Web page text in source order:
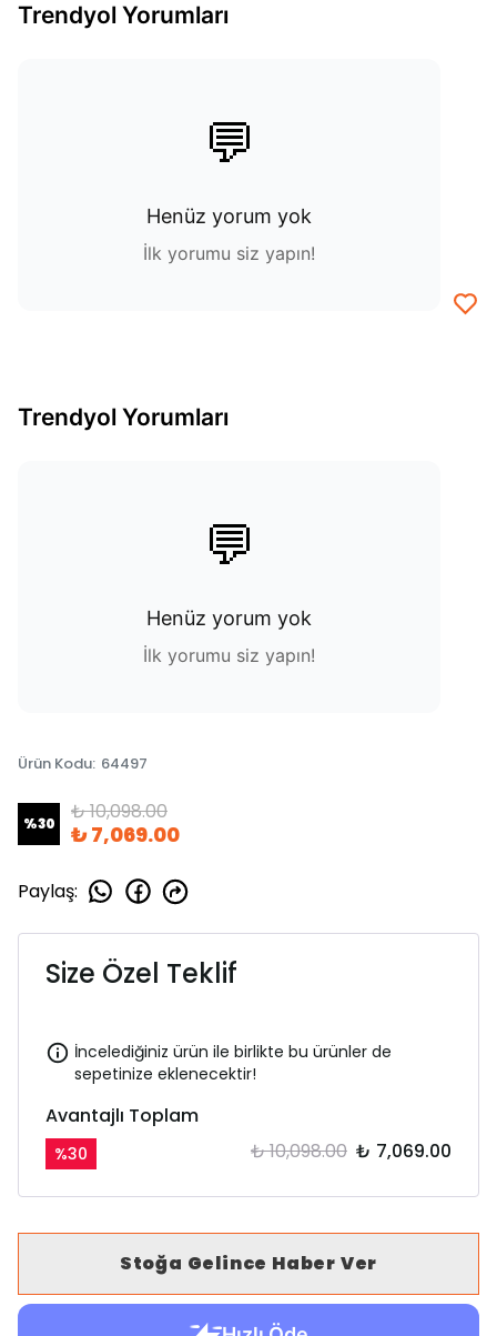
Trendyol Yorumları
💬
Henüz yorum yok
İlk yorumu siz yapın!
Trendyol Yorumları
💬
Henüz yorum yok
İlk yorumu siz yapın!
Ürün Kodu: 64497
%30 ₺ 10,098.00
₺ 7,069.00
Paylaş:
Size Özel Teklif
İncelediğiniz ürün ile birlikte bu ürünler de
sepetinize eklenecektir!
Avantajlı Toplam
%30 ₺ 10,098.00 ₺ 7,069.00
Stoğa Gelince Haber Ver